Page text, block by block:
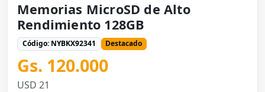
Memorias MicroSD de Alto
Rendimiento 128GB
Código: NYBKX92341 Destacado
Gs. 120.000
USD 21